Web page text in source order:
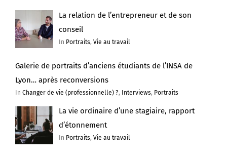
La relation de l’entrepreneur et de son
conseil
In Portraits,Vie au travail
Galerie de portraits d’anciens étudiants de l’INSA de
Lyon… après reconversions
In Changer de vie (professionnelle) ?, Interviews, Portraits
La vie ordinaire d’une stagiaire, rapport
d’étonnement
In Portraits,Vie au travail